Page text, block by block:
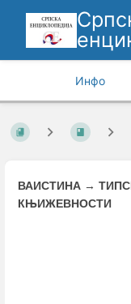
Инфо
ВАИСТИНА →
КЊИЖЕВНОСТИ